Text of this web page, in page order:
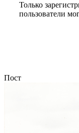
Только
пользователи
Пост